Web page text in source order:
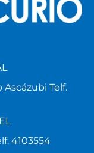
Ascázubi Telf.
4103554